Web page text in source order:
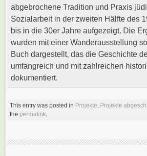
abgebrochene Tradition und Praxis
Sozialarbeit in der zweiten Hälfte des
bis in die 30er Jahre aufgezeigt. Die
wurden mit einer Wanderausstellung
Buch dargestellt, das die Geschichte
umfangreich und mit zahlreichen
dokumentiert.
This entry was posted in Projekte, Projekte
the permalink.